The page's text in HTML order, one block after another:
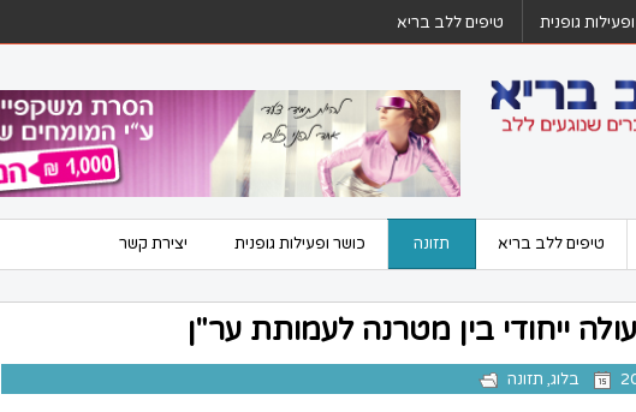
גופנית טיפים ללב בריא
טיפים ללב בריא תזונה כושר ופעילות גופנית יצירת קשר
ייחודי בין מטרנה לעמותת ער"ן
בלוג, תזונה